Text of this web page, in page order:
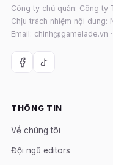
Công ty chủ quản: Công ty
Chịu trách nhiệm nội dung:
Email:
THÔNG TIN
Về chúng tôi
Đội ngũ editors